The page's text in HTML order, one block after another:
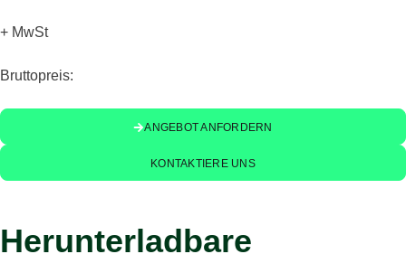
+ MwSt
Bruttopreis:
ANGEBOT ANFORDERN
KONTAKTIERE UNS
Herunterladbare